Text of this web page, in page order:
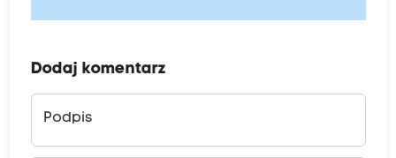
Dodaj komentarz
Podpis